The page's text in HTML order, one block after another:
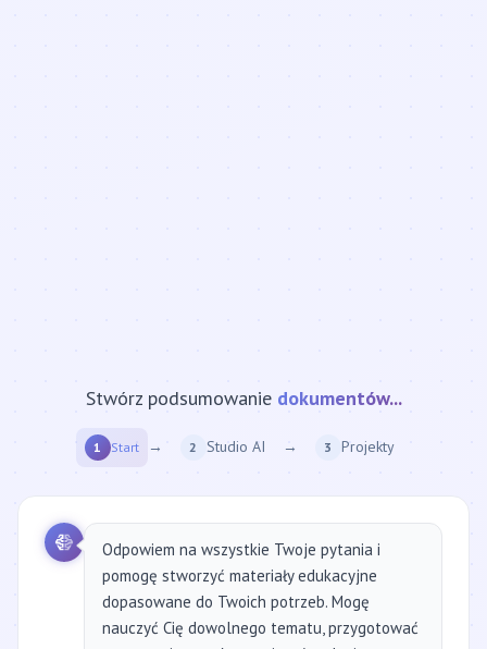
Stwórz podsumowanie strony internetowej...
1 Start → 2 Studio AI → 3 Projekty
Odpowiem na wszystkie Twoje pytania i
pomogę stworzyć materiały edukacyjne
dopasowane do Twoich potrzeb. Mogę
nauczyć Cię dowolnego tematu, przygotować